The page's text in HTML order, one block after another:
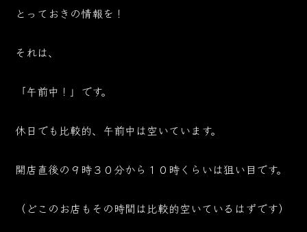
とっておきの情報を！
それは、
「午前中！」です。
休日でも比較的、午前中は空いています。
開店直後の９時３０分から１０時くらいは狙い目です。
（どこのお店もその時間は比較的空いているはずです）